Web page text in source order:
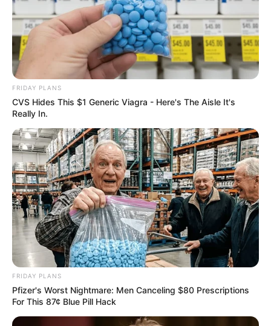
ดวงรายวัน 13 กันยายน 2565
13 ก.ย. 2022
ดวงรายวัน 12 กันยายน 2565
12 ก.ย. 2022
FRIDAY PLANS
CVS Hides This $1 Generic Viagra - Here's The Aisle It's
Really In.
FRIDAY PLANS
Pfizer's Worst Nightmare: Men Canceling $80 Prescriptions
For This 87¢ Blue Pill Hack